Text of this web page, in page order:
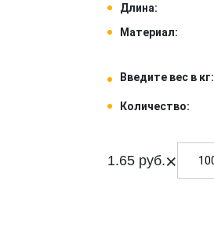
Длина:
Материал:
Введите вес в кг:
Количество:
1.65 руб.×